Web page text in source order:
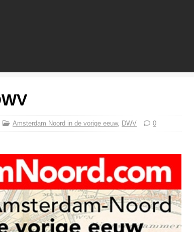
Amsterdam Noord in de vorige eeuw, DWV 0